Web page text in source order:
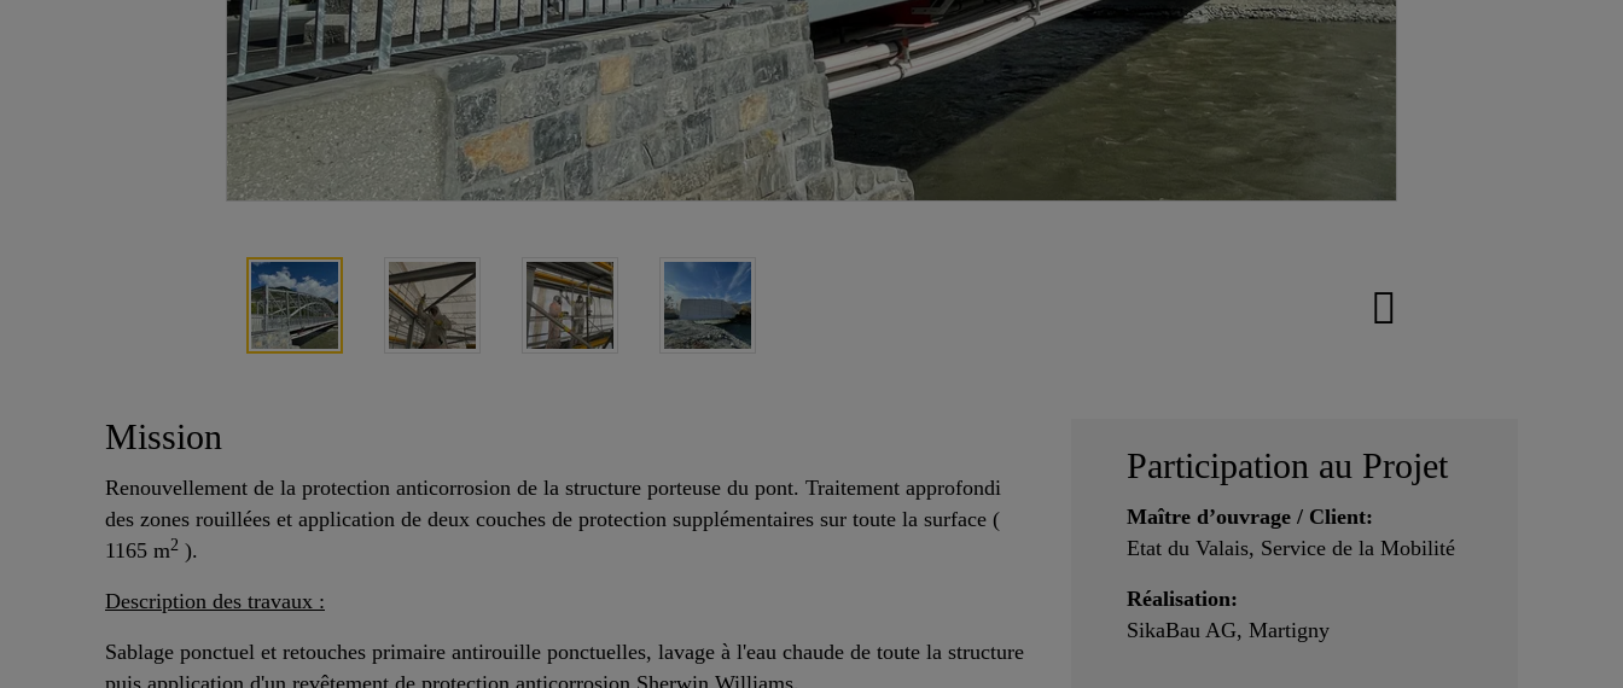
Mission
Renouvellement de la protection anticorrosion de la structure porteuse du pont. Traitement approfondi
des zones rouillées et application de deux couches de protection supplémentaires sur toute la surface (
1165 m2 ).
Description des travaux :
Sablage ponctuel et retouches primaire antirouille ponctuelles, lavage à l'eau chaude de toute la structure
Participation au Projet
Maître d’ouvrage / Client:
Etat du Valais, Service de la Mobilité
Réalisation:
SikaBau AG, Martigny